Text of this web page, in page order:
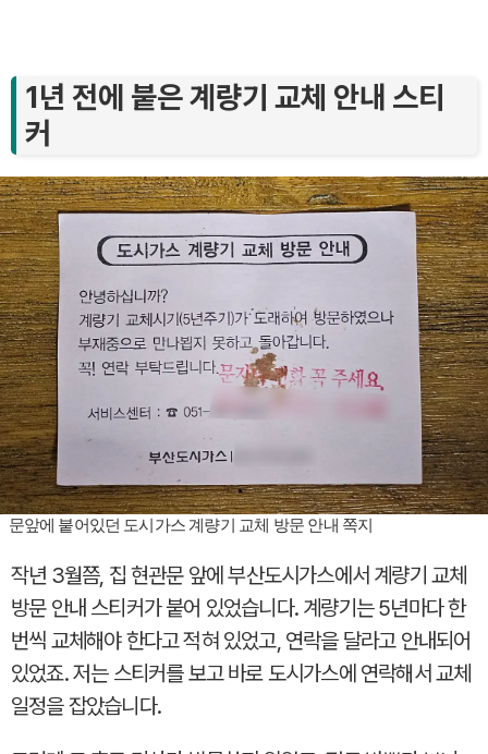
1년 전에 붙은 계량기 교체 안내 스티
커
문앞에 붙어있던 도시가스 계량기 교체 방문 안내 쪽지
작년 3월쯤, 집 현관문 앞에 부산도시가스에서 계량기 교체
방문 안내 스티커가 붙어 있었습니다. 계량기는 5년마다 한
번씩 교체해야 한다고 적혀 있었고, 연락을 달라고 안내되어
있었죠. 저는 스티커를 보고 바로 도시가스에 연락해서 교체
일정을 잡았습니다.